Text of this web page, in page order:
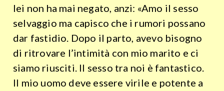
lei non ha mai negato, anzi: «Amo il sesso
selvaggio ma capisco che i rumori possano
dar fastidio. Dopo il parto, avevo bisogno
di ritrovare l’intimità con mio marito e ci
siamo riusciti. Il sesso tra noi è fantastico.
Il mio uomo deve essere virile e potente a